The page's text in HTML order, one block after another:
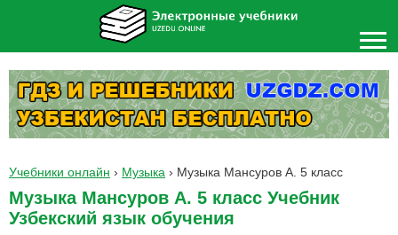
Учебники онлайн › Музыка › Музыка Мансуров А. 5 класс
Музыка Мансуров А. 5 класс Учебник
Узбекский язык обучения